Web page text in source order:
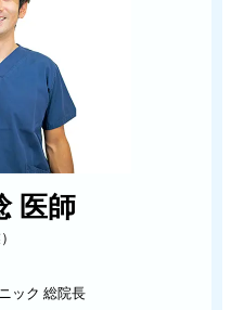
医師
ック 総院長